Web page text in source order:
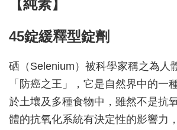
【純素】
45錠緩釋型錠劑
硒（Selenium）被科學家稱之為人
「防癌之王」，它是自然界中的一
於土壤及多種食物中，雖然不是抗
體的抗氧化系統有決定性的影響力